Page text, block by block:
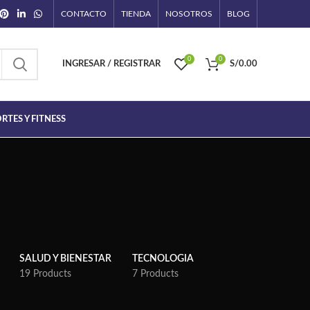
CONTACTO TIENDA NOSOTROS BLOG
INGRESAR / REGISTRAR
0 0
S/0.00
Y FITNESS
SALUD Y BIENESTAR
19 Products
TECNOLOGIA
7 Products